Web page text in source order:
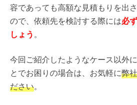
容であっても高額な見積もりを出
ので、依頼先を検討する際には必
しょう。
今回ご紹介したようなケース以外
とでお困りの場合は、お気軽に弊
ださい。